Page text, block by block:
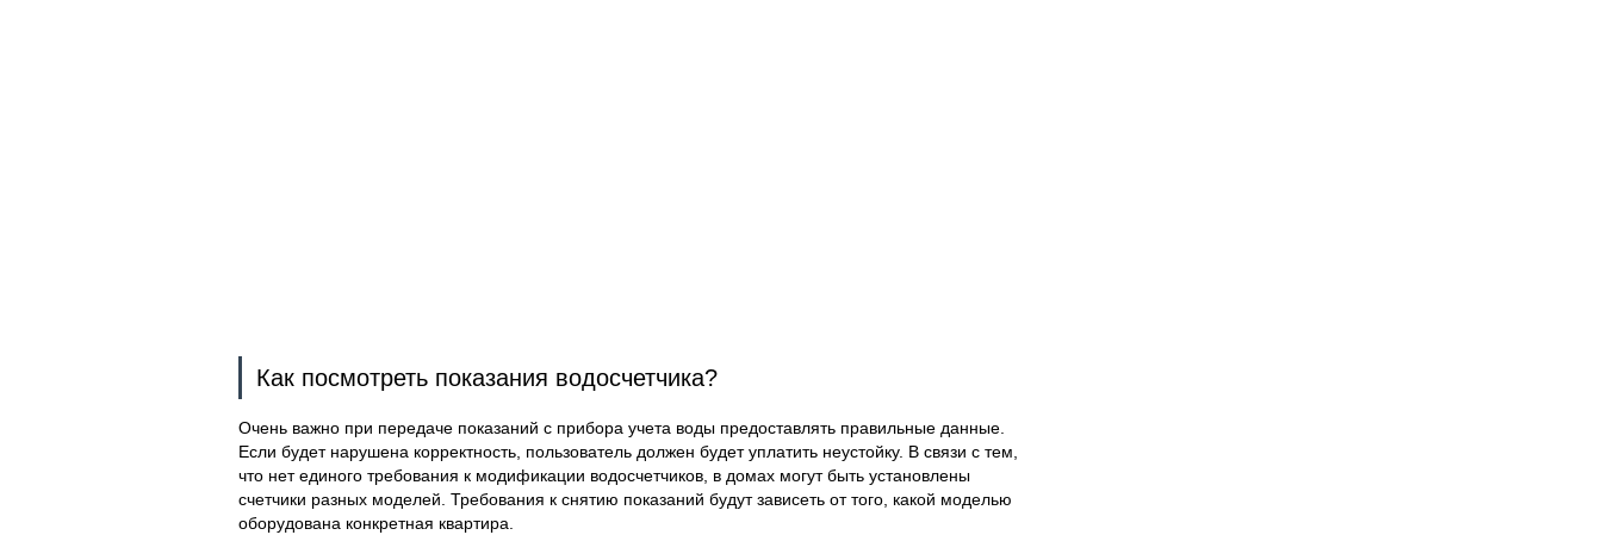
Как посмотреть показания водосчетчика?
Очень важно при передаче показаний с прибора учета воды предоставлять правильные данные.
Если будет нарушена корректность, пользователь должен будет уплатить неустойку. В связи с тем,
что нет единого требования к модификации водосчетчиков, в домах могут быть установлены
счетчики разных моделей. Требования к снятию показаний будут зависеть от того, какой моделью
оборудована конкретная квартира.